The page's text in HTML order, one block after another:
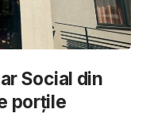
Social din
porțile